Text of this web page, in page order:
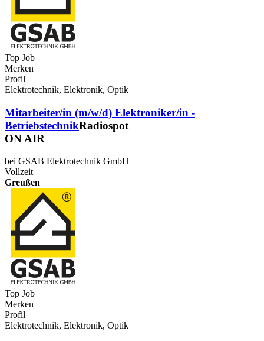
Top Job
Merken
Profil
Elektrotechnik, Elektronik, Optik
Mitarbeiter/in (m/w/d) Elektroniker/in -
BetriebstechnikRadiospot
ON AIR
bei GSAB Elektrotechnik GmbH
Vollzeit
Greußen
Top Job
Merken
Profil
Elektrotechnik, Elektronik, Optik